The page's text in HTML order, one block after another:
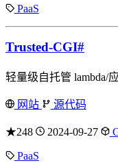
PaaS
Trusted-CGI#
轻量级自托管 lambda/
网站 源代码
★248 2024-09-27
PaaS